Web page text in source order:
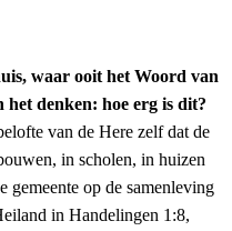
waar ooit het Woord van
denken: hoe erg is dit?
van de Here zelf dat de
in scholen, in huizen
op de samenleving
in Handelingen 1:8,